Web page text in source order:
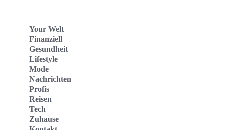
Your Welt
Finanziell
Gesundheit
Lifestyle
Mode
Nachrichten
Profis
Reisen
Tech
Zuhause